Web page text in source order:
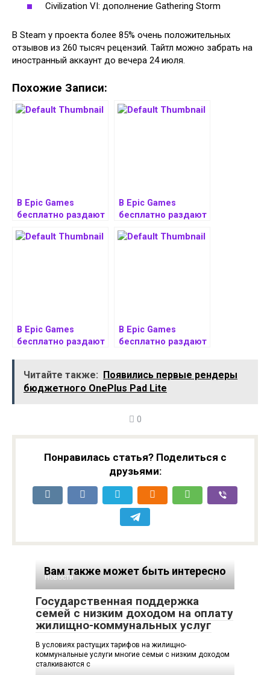
Civilization VI: дополнение Gathering Storm
В Steam у проекта более 85% очень положительных
отзывов из 260 тысяч рецензий. Тайтл можно забрать на
иностранный аккаунт до вечера 24 июля.
Похожие Записи:
В Epic Games
бесплатно раздают
шутер и стратегию
В Epic Games
бесплатно раздают
игру Mages of
В Epic Games
бесплатно раздают
В Epic Games
бесплатно раздают
Читайте также: Появились первые рендеры
бюджетного OnePlus Pad Lite
0
Понравилась статья? Поделиться с
друзьями:
Вам также может быть интересно
Новости 0
Государственная поддержка
семей с низким доходом на оплату
жилищно-коммунальных услуг
В условиях растущих тарифов на жилищно-
коммунальные услуги многие семьи с низким доходом
сталкиваются с